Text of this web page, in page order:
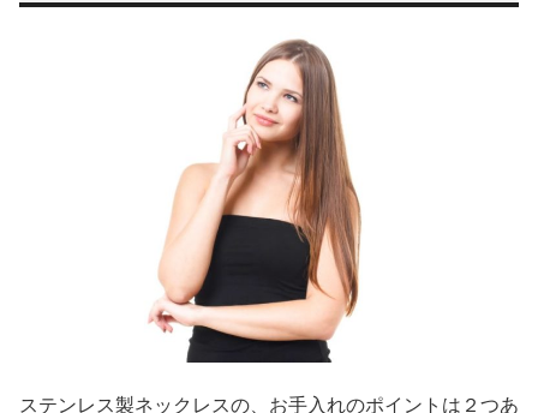
ステンレス製ネックレスの、お手入れのポイントは２つあ